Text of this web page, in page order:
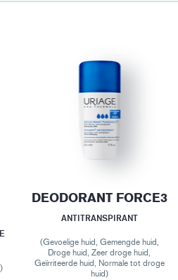
DEODORANT FORCE3
ANTITRANSPIRANT
(Gevoelige huid, Gemengde huid,
Droge huid, Zeer droge huid,
Geïrriteerde huid, Normale tot droge
huid)